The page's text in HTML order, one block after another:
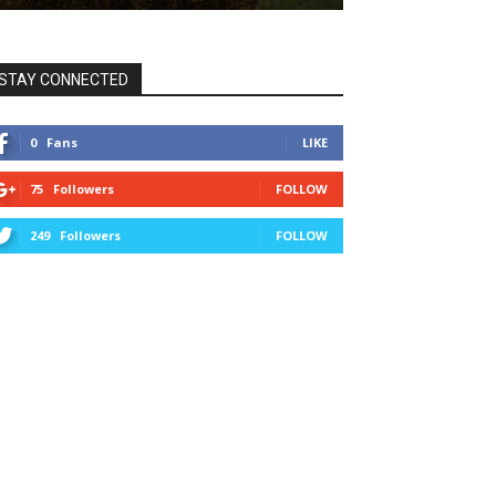
CONNECTED
0 Fans LIKE
75 Followers FOLLOW
249 Followers FOLLOW